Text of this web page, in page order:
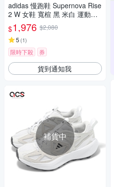
adidas 慢跑鞋 Supernova Rise
2 W 女鞋 寬楦 黑 米白 運動鞋
輕量 緩震 反光 愛迪達 IG2166
$1,976 $2,080
5 (1)
限時下殺 券
貨到通知我
補貨中